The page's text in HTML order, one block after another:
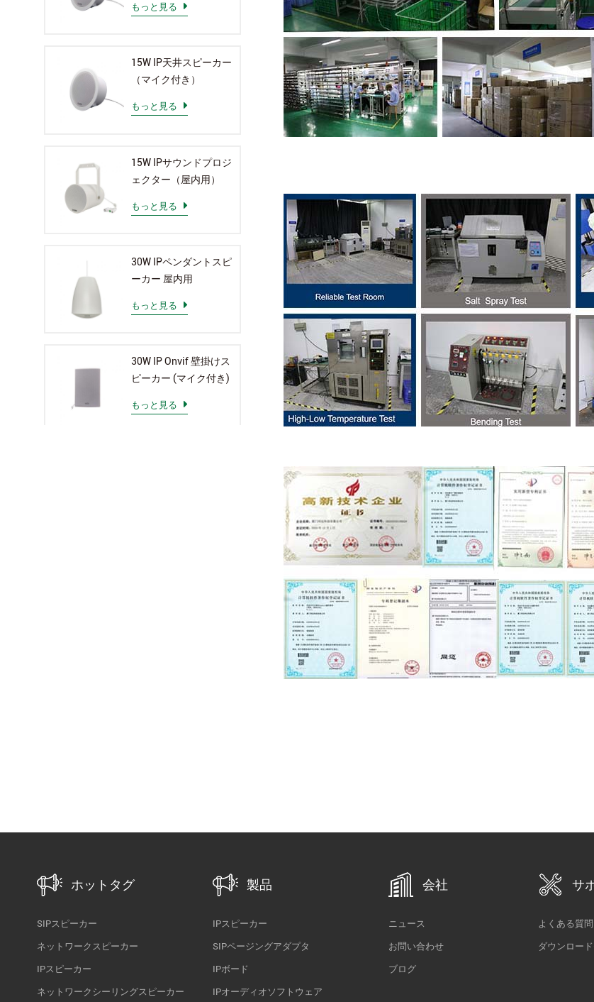
もっと見る
15W IP天井スピーカー
（マイク付き）
もっと見る
15W IPサウンドプロジ
ェクター（屋内用）
もっと見る
30W IPペンダントスピ
ーカー 屋内用
もっと見る
30W IP Onvif 壁掛けス
ピーカー (マイク付き)
もっと見る
ホットタグ
SIPスピーカー
ネットワークスピーカー
IPスピーカー
ネットワークシーリングスピーカー
製品
IPスピーカー
SIPページングアダプタ
IPボード
IPオーディオソフトウェア
会社
ニュース
お問い合わせ
ブログ
サ
よくある質問
ダウンロー